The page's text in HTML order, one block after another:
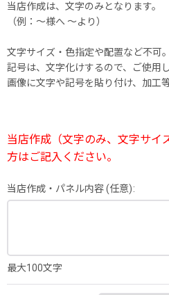
当店作成は、文字のみとなります。
（例：～様へ 〜より）
文字サイズ・色指定や配置など不可。
記号は、文字化けするので、ご使用
画像に文字や記号を貼り付け、加工
当店作成（文字のみ、文字サイ
方はご記入ください。
当店作成・パネル内容(任意):
最大100文字